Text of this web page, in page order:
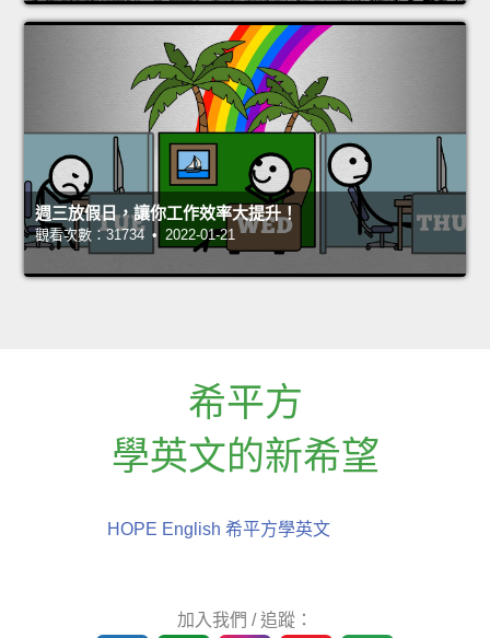
週三放假日，讓你工作效率大提升！
觀看次數：31734 • 2022-01-21
希平方
學英文的新希望
HOPE English 希平方學英文
加入我們 / 追蹤：